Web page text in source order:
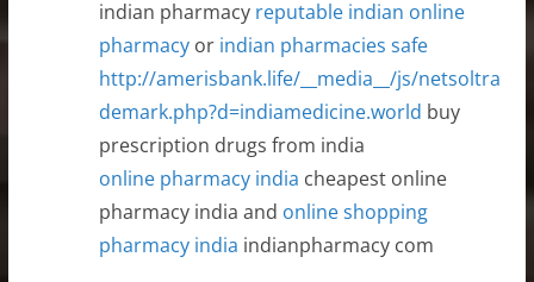
indian pharmacy reputable indian online
pharmacyor indian pharmacies safe
http://amerisbank.life/__media__/js/netsoltra
demark.php?d=indiamedicine.world buy
prescription drugs from india
online pharmacy india cheapest online
pharmacy india and online shopping
pharmacy india indianpharmacy com